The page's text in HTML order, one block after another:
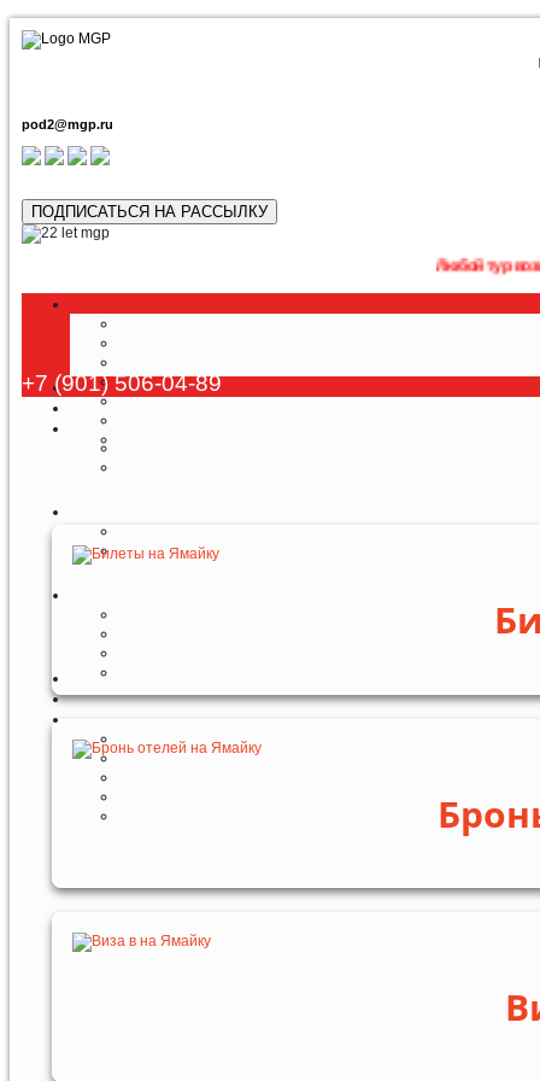
pod2@mgp.ru
ПОДПИСАТЬСЯ НА РАССЫЛКУ
Любой тур возможно
+7 (901) 506-04-89